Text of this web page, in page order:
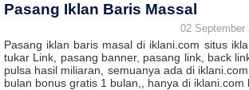
Pasang Iklan Baris Massal
02 September
Pasang iklan baris masal di iklani.com situs
tukar Link, pasang banner, pasang link, back
pulsa hasil miliaran, semuanya ada di
bulan bonus gratis 1 bulan,, hanya di iklani.com